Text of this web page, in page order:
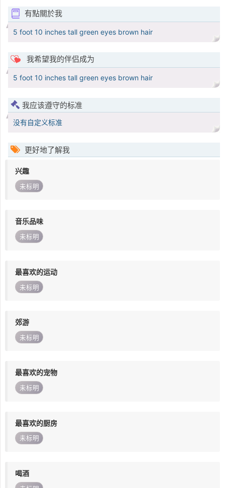
有點關於我
5 foot 10 inches tall green eyes brown hair
我希望我的伴侣成为
5 foot 10 inches tall green eyes brown hair
我应该遵守的标准
没有自定义标准
更好地了解我
兴趣
未标明
音乐品味
未标明
最喜欢的运动
未标明
郊游
未标明
最喜欢的宠物
未标明
最喜欢的厨房
未标明
喝酒